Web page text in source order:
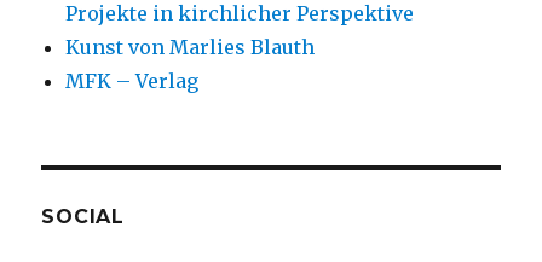
Projekte in kirchlicher Perspektive
Kunst von Marlies Blauth
MFK – Verlag
SOCIAL